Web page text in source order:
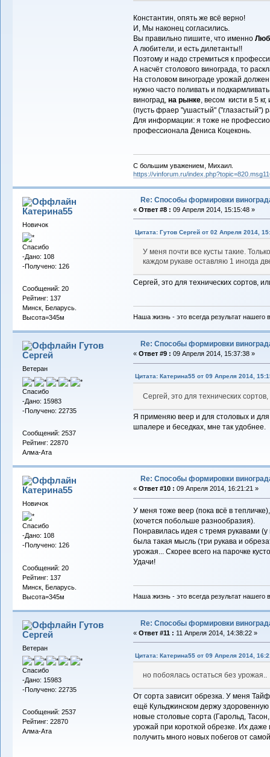
Константин, опять же всё верно!
И, Мы наконец согласились.
Вы правильно пишите, что именно
А любители, и есть дилетанты!!
Поэтому и надо стремиться к
А насчёт столового винограда, то
На столовом винограде урожай
нужно часто поливать и
виноград, на рынке, весом кисти в 5
(пусть фраер "ушастый" ("глазастый")
Для информации: я тоже не
профессионала Дениса Коцеконь.
С большим уважением, Михаил.
https://vinforum.ru/
Катерина55
Новичок
Спасибо
-Дано: 108
-Получено: 126
Сообщений: 20
Рейтинг: 137
Минск, Беларусь.
Высота=345м
Re: Способы формировки
« Ответ #8 : 09 Апреля 2014, 15:15:48 »
Цитата: Гутов Сергей от 02 Апреля 2014,
У меня почти все кусты такие.
каждом рукаве оставляю 1 иногда
Сергей, это для технических сортов,
Наша жизнь - это всегда результат нашего
Гутов
Сергей
Ветеран
Спасибо
-Дано: 15983
-Получено: 22735
Сообщений: 2537
Рейтинг: 22870
Алма-Ата
Re: Способы формировки
« Ответ #9 : 09 Апреля 2014, 15:37:38 »
Цитата: Катерина55 от 09 Апреля 2014,
Сергей, это для технических
Я применяю веер и для столовых и
шпалере и беседках, мне так удобнее.
Катерина55
Новичок
Спасибо
-Дано: 108
-Получено: 126
Сообщений: 20
Рейтинг: 137
Минск, Беларусь.
Высота=345м
Re: Способы формировки
« Ответ #10 : 09 Апреля 2014, 16:21:21 »
У меня тоже веер (пока всё в
(хочется побольше разнообразия).
Понравилась идея с тремя рукавами
была такая мысль (три рукава и
урожая... Скорее всего на парочке
Удачи!
Наша жизнь - это всегда результат нашего
Гутов
Сергей
Ветеран
Спасибо
-Дано: 15983
-Получено: 22735
Сообщений: 2537
Рейтинг: 22870
Алма-Ата
Re: Способы формировки
« Ответ #11 : 11 Апреля 2014, 14:38:22 »
Цитата: Катерина55 от 09 Апреля 2014,
но побоялась остаться без урожая..
От сорта зависит обрезка. У меня
ещё Кульджинском держу здоровенную
новые столовые сорта (Гарольд,
урожай при короткой обрезке. Их
получить много новых побегов от